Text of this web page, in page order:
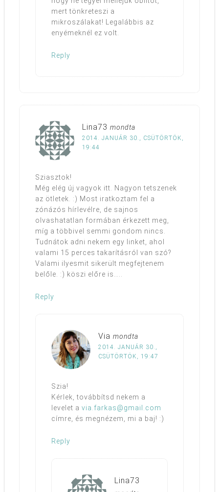
mert tönkreteszi a
mikroszálakat! Legalábbis az
enyémeknél ez volt.
Reply
Lina73 mondta
2014. JANUÁR 30., CSÜTÖRTÖK,
19:44
Sziasztok!
Még elég új vagyok itt. Nagyon tetszenek
az ötletek. :) Most iratkoztam fel a
zónázós hírlevélre, de sajnos
olvashatatlan formában érkezett meg,
míg a többivel semmi gondom nincs.
Tudnátok adni nekem egy linket, ahol
valami 15 perces takarításról van szó?
Valami ilyesmit sikerült megfejtenem
belőle. :) köszi előre is…..
Reply
Via mondta
2014. JANUÁR 30.,
CSÜTÖRTÖK, 19:47
Szia!
Kérlek, továbbítsd nekem a
levelet a via.farkas@gmail.com
címre, és megnézem, mi a baj! :)
Reply
Lina73